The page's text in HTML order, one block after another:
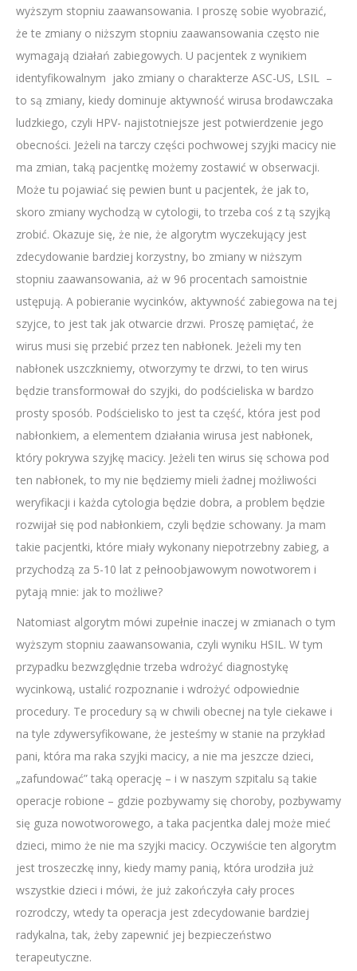
wyższym stopniu zaawansowania. I proszę sobie wyobrazić,
że te zmiany o niższym stopniu zaawansowania często nie
wymagają działań zabiegowych. U pacjentek z wynikiem
identyfikowalnym jako zmiany o charakterze ASC-US, LSIL –
to są zmiany, kiedy dominuje aktywność wirusa brodawczaka
ludzkiego, czyli HPV- najistotniejsze jest potwierdzenie jego
obecności. Jeżeli na tarczy części pochwowej szyjki macicy nie
ma zmian, taką pacjentkę możemy zostawić w obserwacji.
Może tu pojawiać się pewien bunt u pacjentek, że jak to,
skoro zmiany wychodzą w cytologii, to trzeba coś z tą szyjką
zrobić. Okazuje się, że nie, że algorytm wyczekujący jest
zdecydowanie bardziej korzystny, bo zmiany w niższym
stopniu zaawansowania, aż w 96 procentach samoistnie
ustępują. A pobieranie wycinków, aktywność zabiegowa na tej
szyjce, to jest tak jak otwarcie drzwi. Proszę pamiętać, że
wirus musi się przebić przez ten nabłonek. Jeżeli my ten
nabłonek uszczkniemy, otworzymy te drzwi, to ten wirus
będzie transformował do szyjki, do podścieliska w bardzo
prosty sposób. Podścielisko to jest ta część, która jest pod
nabłonkiem, a elementem działania wirusa jest nabłonek,
który pokrywa szyjkę macicy. Jeżeli ten wirus się schowa pod
ten nabłonek, to my nie będziemy mieli żadnej możliwości
weryfikacji i każda cytologia będzie dobra, a problem będzie
rozwijał się pod nabłonkiem, czyli będzie schowany. Ja mam
takie pacjentki, które miały wykonany niepotrzebny zabieg, a
przychodzą za 5-10 lat z pełnoobjawowym nowotworem i
pytają mnie: jak to możliwe?
Natomiast algorytm mówi zupełnie inaczej w zmianach o tym
wyższym stopniu zaawansowania, czyli wyniku HSIL. W tym
przypadku bezwzględnie trzeba wdrożyć diagnostykę
wycinkową, ustalić rozpoznanie i wdrożyć odpowiednie
procedury. Te procedury są w chwili obecnej na tyle ciekawe i
na tyle zdywersyfikowane, że jesteśmy w stanie na przykład
pani, która ma raka szyjki macicy, a nie ma jeszcze dzieci,
„zafundować” taką operację – i w naszym szpitalu są takie
operacje robione – gdzie pozbywamy się choroby, pozbywamy
się guza nowotworowego, a taka pacjentka dalej może mieć
dzieci, mimo że nie ma szyjki macicy. Oczywiście ten algorytm
jest troszeczkę inny, kiedy mamy panią, która urodziła już
wszystkie dzieci i mówi, że już zakończyła cały proces
rozrodczy, wtedy ta operacja jest zdecydowanie bardziej
radykalna, tak, żeby zapewnić jej bezpieczeństwo
terapeutyczne.